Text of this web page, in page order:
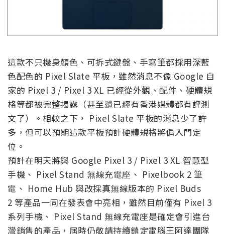
這款不只機身顏色、可拆式鍵盤、手寫筆都採用深藍
色配色的 Pixel Slate 平板，雖然消息不像 Google 自
家的 Pixel 3 / Pixel 3 XL 已經從外觀、配件、硬體規
格等都被完整揭露（甚至還已經有香港媒體都有評測
文了）。相較之下， Pixel Slate 平板的消息少了許
多，但可以預期這款平板預計硬體規格將偏入門定
位。
預計在明天將與 Google Pixel 3 / Pixel 3 XL 智慧型
手機、 Pixel Stand 無線充電座、 Pixelbook 2 筆
電、 Home Hub 與改採真無線版本的 Pixel Buds
2 等產品一同在發表會中亮相，雖然目前僅有 Pixel 3
系列手機、 Pixel Stand 無線充電座是確定會引進台
灣銷售的產品，屆時仍敬請持續鎖定電腦王阿達團隊